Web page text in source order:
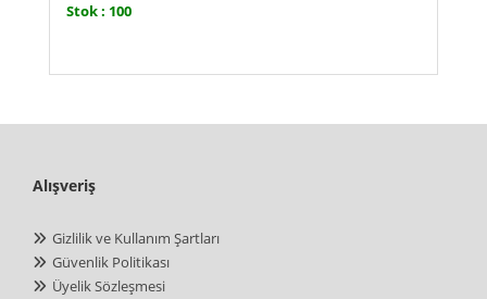
Stok : 100
Alışveriş
Gizlilik ve Kullanım Şartları
Güvenlik Politikası
Üyelik Sözleşmesi